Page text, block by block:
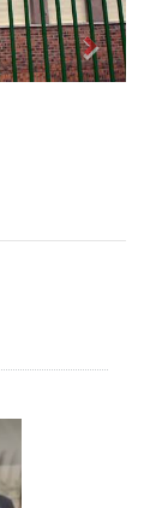
Next